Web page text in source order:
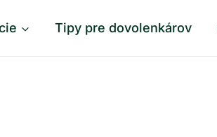
Tipy pre dovolenkárov